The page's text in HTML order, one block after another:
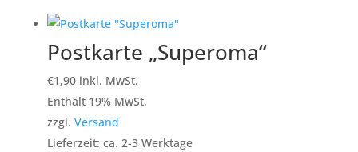
Postkarte „Superoma“
€1,90 inkl. MwSt.
Enthält 19% MwSt.
zzgl. Versand
Lieferzeit: ca. 2-3 Werktage